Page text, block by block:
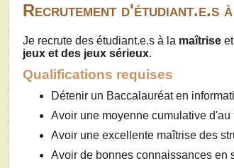
Recrutement d'étudiant.e.s
Je recrute des étudiant.e.s à la maîtrise
jeux et des jeux sérieux.
Qualifications requises
Détenir un Baccalauréat en
Avoir une moyenne cumulative
Avoir une excellente maîtrise des
Avoir de bonnes connaissances en